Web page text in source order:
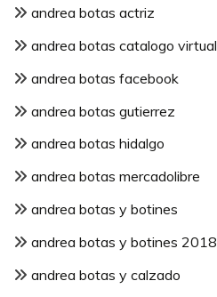
andrea botas actriz
andrea botas catalogo virtual
andrea botas facebook
andrea botas gutierrez
andrea botas hidalgo
andrea botas mercadolibre
andrea botas y botines
andrea botas y botines 2018
andrea botas y calzado